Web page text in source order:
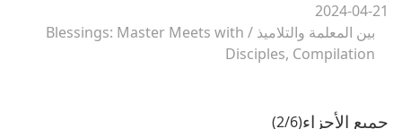
2024-04-21
بين المعلمة والتلاميذ /
Blessings: Master Meets with
Disciples, Compilation
جميع الأجزاء(2/6)